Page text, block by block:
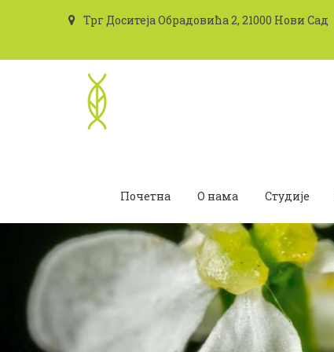
Трг Доситеја Обрадовића 2, 21000 Нови Сад
Почетна О нама Студије